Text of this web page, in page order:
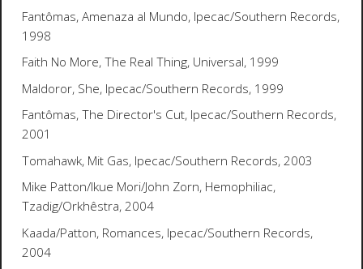
Fantômas,Amenaza al Mundo, Ipecac/Southern Records,
1998
Faith No More,The Real Thing, Universal, 1999
Maldoror, She, Ipecac/Southern Records, 1999
Fantômas,The Director's Cut, Ipecac/Southern Records,
2001
Tomahawk, Mit Gas, Ipecac/Southern Records, 2003
Mike Patton/Ikue Mori/John Zorn, Hemophiliac,
Tzadig/Orkhêstra, 2004
Kaada/Patton, Romances, Ipecac/Southern Records,
2004